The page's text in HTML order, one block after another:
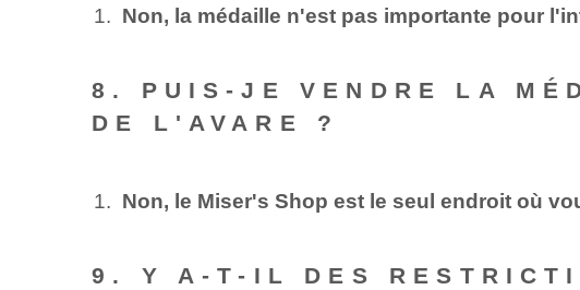
Non, la médaille n'est pas importante pour
8. PUIS-JE VENDRE LA
DE L'AVARE ?
Non, le Miser's Shop est le seul endroit où
9. Y A-T-IL DES